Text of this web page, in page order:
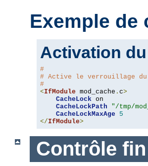
Exemple
Activation
#
# Active le verrouillage du
#
<IfModule mod_cache . c>
CacheLock on
CacheLockPath
"/tmp/
CacheLockMaxAge
5
</IfModule>
Contrôle